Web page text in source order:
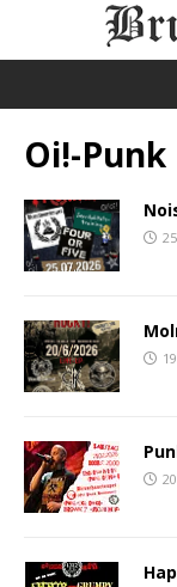
Oi!-Punk